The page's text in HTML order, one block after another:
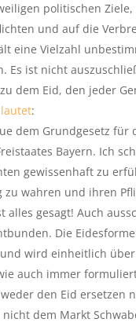
politischen
und auf die
eine Vielzahl
Es ist nicht
dem Eid, den jeder
:
dem Grundgesetz
Bayern. Ich
gewissenhaft zu
zu wahren und ihren
alles gesagt! Auch
Die
wird einheitlich
auch immer
den Eid ersetzen
dem Markt